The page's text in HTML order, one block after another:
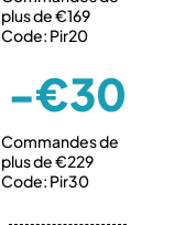
plus de €169
Code: Pir20
-€30
Commandes de
plus de €229
Code: Pir30